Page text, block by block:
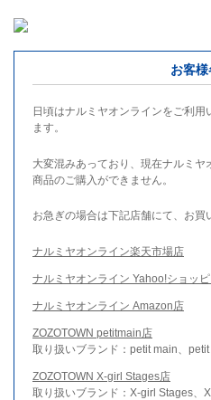
お客
日頃はナルミヤオンラインをご利
ます。
大変混みあっており、現在ナルミ
商品のご購入ができません。
お急ぎの場合は下記店舗にて、お買
ナルミヤオンライン楽天市場店
ナルミヤオンライン Yahoo!ショッ
ナルミヤオンライン Amazon店
ZOZOTOWN petitmain店
取り扱いブランド：petit main、
ZOZOTOWN X-girl Stages店
取り扱いブランド：X-girl Stages、